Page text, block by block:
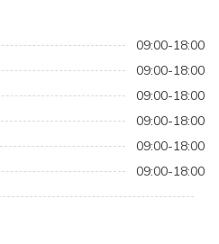
09:00-18:00
09:00-18:00
09:00-18:00
09:00-18:00
09:00-18:00
09:00-18:00